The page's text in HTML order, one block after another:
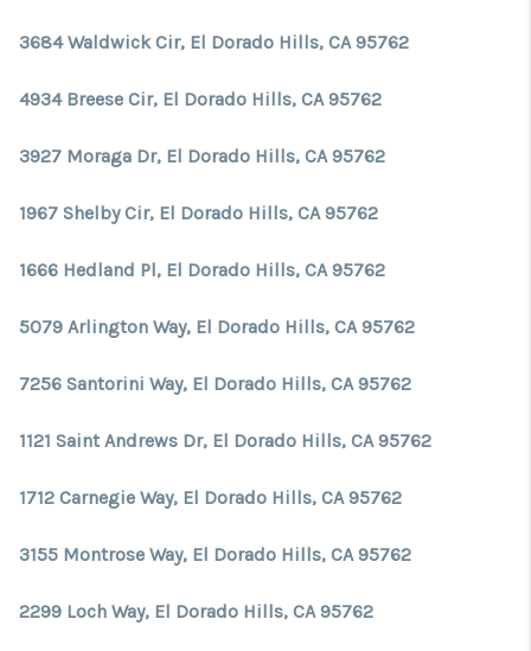
3684 Waldwick Cir, El Dorado Hills, CA 95762
4934 Breese Cir, El Dorado Hills, CA 95762
3927 Moraga Dr, El Dorado Hills, CA 95762
1967 Shelby Cir, El Dorado Hills, CA 95762
1666 Hedland Pl, El Dorado Hills, CA 95762
5079 Arlington Way, El Dorado Hills, CA 95762
7256 Santorini Way, El Dorado Hills, CA 95762
1121 Saint Andrews Dr, El Dorado Hills, CA 95762
1712 Carnegie Way, El Dorado Hills, CA 95762
3155 Montrose Way, El Dorado Hills, CA 95762
2299 Loch Way, El Dorado Hills, CA 95762